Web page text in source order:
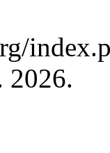
2026.